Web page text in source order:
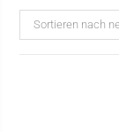
Sortieren nach